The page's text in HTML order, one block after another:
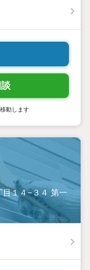
動します
１４−３４ 第一